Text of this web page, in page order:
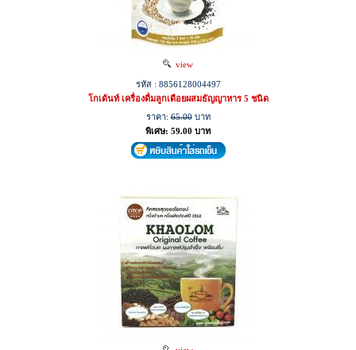
view
รหัส : 8856128004497
โกเด้นท์ เครื่องดื่มลูกเดือยผสมธัญญาหาร 5 ชนิด
ราคา:65.00บาท
พิเศษ: 59.00 บาท